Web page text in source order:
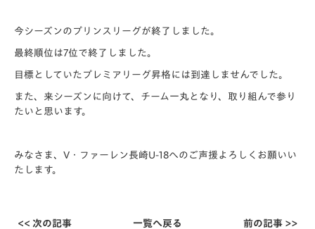
今シーズンのプリンスリーグが終了しました。
最終順位は7位で終了しました。
目標としていたプレミアリーグ昇格には到達しませんでした。
また、来シーズンに向けて、チーム一丸となり、取り組んで参り
たいと思います。
みなさま、V・ファーレン長崎U-18へのご声援よろしくお願いい
たします。
<< 次の記事 一覧へ戻る 前の記事 >>